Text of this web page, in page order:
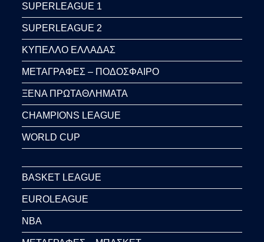
SUPERLEAGUE 1
SUPERLEAGUE 2
ΚΥΠΕΛΛΟ ΕΛΛΑΔΑΣ
ΜΕΤΑΓΡΑΦΕΣ – ΠΟΔΟΣΦΑΙΡΟ
ΞΕΝΑ ΠΡΩΤΑΘΛΗΜΑΤΑ
CHAMPIONS LEAGUE
WORLD CUP
BASKET LEAGUE
EUROLEAGUE
NBA